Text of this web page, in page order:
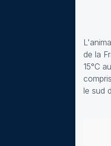
de la
15°C
le sud